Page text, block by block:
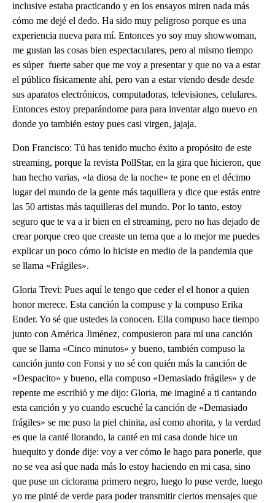
inclusive estaba practicando y en los ensayos miren nada más
cómo me dejé el dedo. Ha sido muy peligroso porque es una
experiencia nueva para mí. Entonces yo soy muy showwoman,
me gustan las cosas bien espectaculares, pero al mismo tiempo
es súper fuerte saber que me voy a presentar y que no va a estar
el público físicamente ahí, pero van a estar viendo desde desde
sus aparatos electrónicos, computadoras, televisiones, celulares.
Entonces estoy preparándome para para inventar algo nuevo en
donde yo también estoy pues casi virgen, jajaja.
Don Francisco: Tú has tenido mucho éxito a propósito de este
streaming, porque la revista PollStar, en la gira que hicieron, que
han hecho varias, «la diosa de la noche» te pone en el décimo
lugar del mundo de la gente más taquillera y dice que estás entre
las 50 artistas más taquilleras del mundo. Por lo tanto, estoy
seguro que te va a ir bien en el streaming, pero no has dejado de
crear porque creo que creaste un tema que a lo mejor me puedes
explicar un poco cómo lo hiciste en medio de la pandemia que
se llama «Frágiles».
Gloria Trevi: Pues aquí le tengo que ceder el el honor a quien
honor merece. Esta canción la compuse y la compuso Erika
Ender. Yo sé que ustedes la conocen. Ella compuso hace tiempo
junto con América Jiménez, compusieron para mí una canción
que se llama «Cinco minutos» y bueno, también compuso la
canción junto con Fonsi y no sé con quién más la canción de
«Despacito» y bueno, ella compuso «Demasiado frágiles» y de
repente me escribió y me dijo: Gloria, me imaginé a ti cantando
esta canción y yo cuando escuché la canción de «Demasiado
frágiles» se me puso la piel chinita, así como ahorita, y la verdad
es que la canté llorando, la canté en mi casa donde hice un
huequito y donde dije: voy a ver cómo le hago para ponerle, que
no se vea así que nada más lo estoy haciendo en mi casa, sino
que puse un ciclorama primero negro, luego lo puse verde, luego
yo me pinté de verde para poder transmitir ciertos mensajes que